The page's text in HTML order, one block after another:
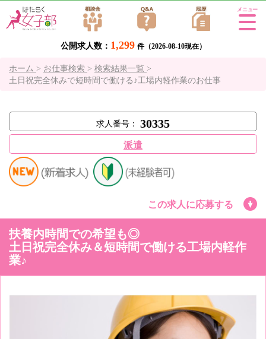
公開求人数： 1,299 件（2026-08-10現在）
Tog
ホーム > お仕事検索 > 検索結果一覧 >
土日祝完全休みで短時間で働ける♪工場内軽作業のお仕事
求人番号： 30335
派遣
この求人に応募する
扶養内時間での希望も◎
土日祝完全休み＆短時間で働ける工場内軽作
業♪